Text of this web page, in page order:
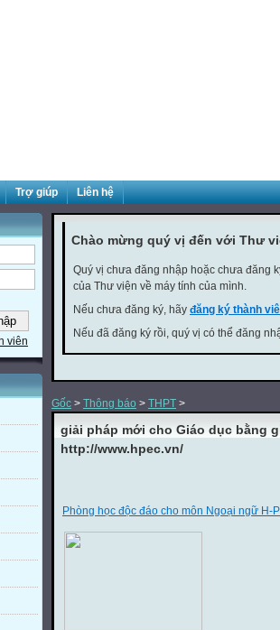
Trợ giúp Liên hệ
viên
Chào mừng quý vị đến với Thư
Quý vị chưa đăng nhập hoặc chưa đăng
của Thư viện về máy tính của mình.
Nếu chưa đăng ký, hãy đăng ký thành
Nếu đã đăng ký rồi, quý vị có thể đăng
Gốc > Thông báo > THPT >
giải pháp mới cho Giáo dục bằng
http://www.hpec.vn/
Phòng học độc đáo cho môn Ngoại ngữ H-